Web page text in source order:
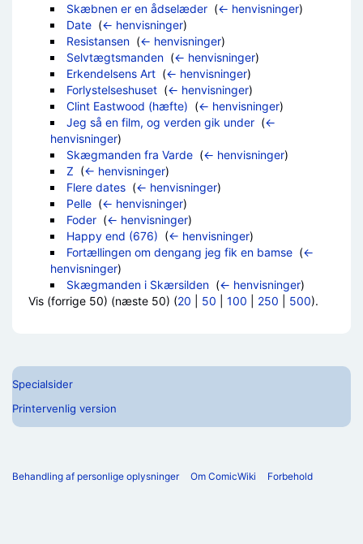
Skæbnen er en ådselæder‎ (← henvisninger)
Date‎ (← henvisninger)
Resistansen‎ (← henvisninger)
Selvtægtsmanden‎ (← henvisninger)
Erkendelsens Art‎ (← henvisninger)
Forlystelseshuset‎ (← henvisninger)
Clint Eastwood (hæfte) (← henvisninger)
Jeg så en film, og verden gik under‎ (←
henvisninger)
Skægmanden fra Varde‎ (← henvisninger)
Z (← henvisninger)
Flere dates‎ (← henvisninger)
Pelle‎ (← henvisninger)
Foder‎ (← henvisninger)
Happy end (676) (← henvisninger)
Fortællingen om dengang jeg fik en bamse‎ (←
henvisninger)
Skægmanden i Skærsilden‎ (← henvisninger)
Vis (forrige 50) (næste 50) (20 50 100 250 500).
Specialsider
Printervenlig version
Behandling af personlige oplysninger Om ComicWiki Forbehold